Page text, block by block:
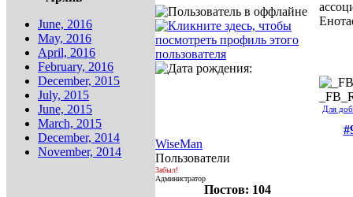
June, 2016
May, 2016
April, 2016
February, 2016
December, 2015
July, 2015
June, 2015
March, 2015
December, 2014
November, 2014
Для
WiseMan
Пользователи
Забыл!
Администратор
Постов: 104